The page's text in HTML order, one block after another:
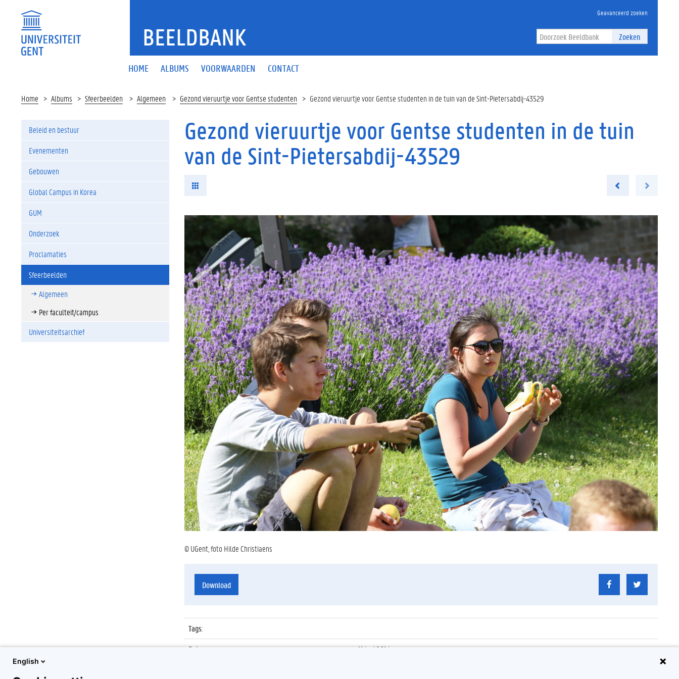
BEELDBANK
Geavanceerd zoeken
Zoeken
HOME ALBUMS VOORWAARDEN CONTACT
Home Albums Sfeerbeelden Algemeen Gezond vieruurtje voor Gentse studenten Gezond vieruurtje voor Gentse studenten in de tuin van de Sint-Pietersabdij-43529
Beleid en bestuur
Evenementen
Gebouwen
Global Campus in Korea
GUM
Onderzoek
Proclamaties
Sfeerbeelden
Algemeen
Per faculteit/campus
Universiteitsarchief
Gezond vieruurtje voor Gentse studenten in de tuin
van de Sint-Pietersabdij-43529
© UGent, foto Hilde Christiaens
Download
Tags:
Datum:
11 juni 2014
English